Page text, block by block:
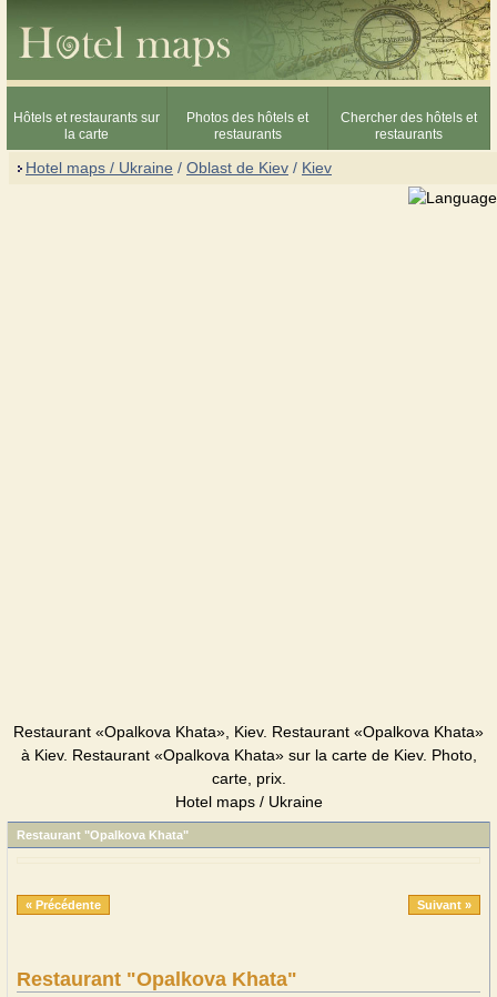
Hôtels et restaurants sur
la carte
Photos des hôtels et
restaurants
Chercher des hôtels et
restaurants
Hotel maps / Ukraine / Oblast de Kiev / Kiev
Restaurant «Opalkova Khata», Kiev. Restaurant «Opalkova Khata»
à Kiev. Restaurant «Opalkova Khata» sur la carte de Kiev. Photo,
carte, prix.
Hotel maps / Ukraine
Restaurant "Opalkova Khata"
« Précédente Suivant »
Restaurant "Opalkova Khata"